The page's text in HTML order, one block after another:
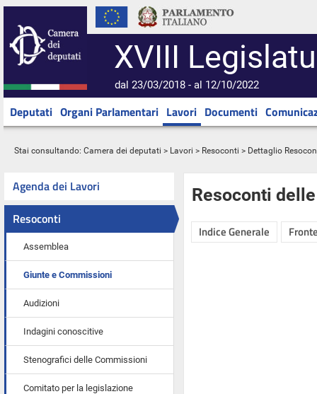
XVIII
dal 23/03/2018 - al 12/10/2022
Deputati Organi Parlamentari Lavori Documenti
Stai consultando: Camera dei deputati > Lavori > Resoconti > Dettaglio
Agenda dei Lavori
Resoconti
Assemblea
Giunte e Commissioni
Audizioni
Indagini conoscitive
Stenografici delle Commissioni
Comitato per la legislazione
Resoconti
Indice Generale